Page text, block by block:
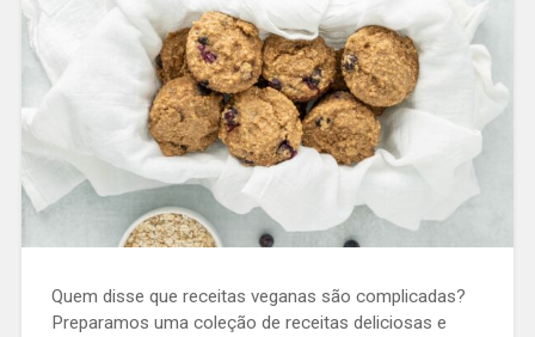
Quem disse que receitas veganas são complicadas?
Preparamos uma coleção de receitas deliciosas e